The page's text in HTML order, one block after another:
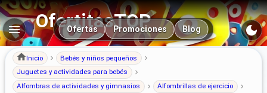
OfertitasTOP
Navegación principal
Ofertas Promociones Blog
Inicio
Bebés y niños pequeños
Juguetes y actividades para bebés
Alfombras de actividades y gimnasios
Alfombrillas de ejercicio